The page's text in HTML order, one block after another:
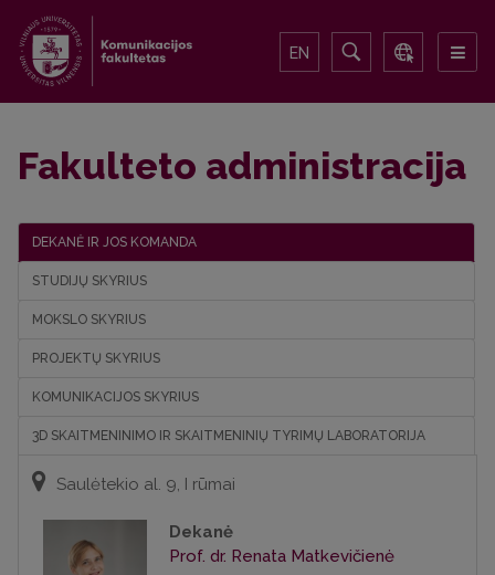
EN
Fakulteto administracija
DEKANĖ IR JOS KOMANDA
STUDIJŲ SKYRIUS
MOKSLO SKYRIUS
PROJEKTŲ SKYRIUS
KOMUNIKACIJOS SKYRIUS
3D SKAITMENINIMO IR SKAITMENINIŲ TYRIMŲ LABORATORIJA
Saulėtekio al. 9, I rūmai
Dekanė
Prof. dr. Renata Matkevičienė